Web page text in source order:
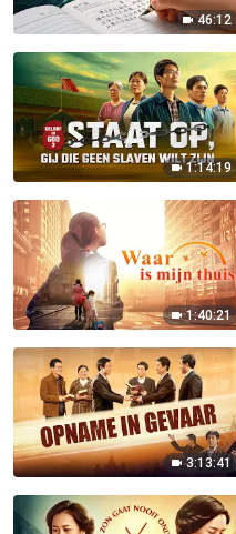
46:12
1:14:19
1:40:21
3:13:41